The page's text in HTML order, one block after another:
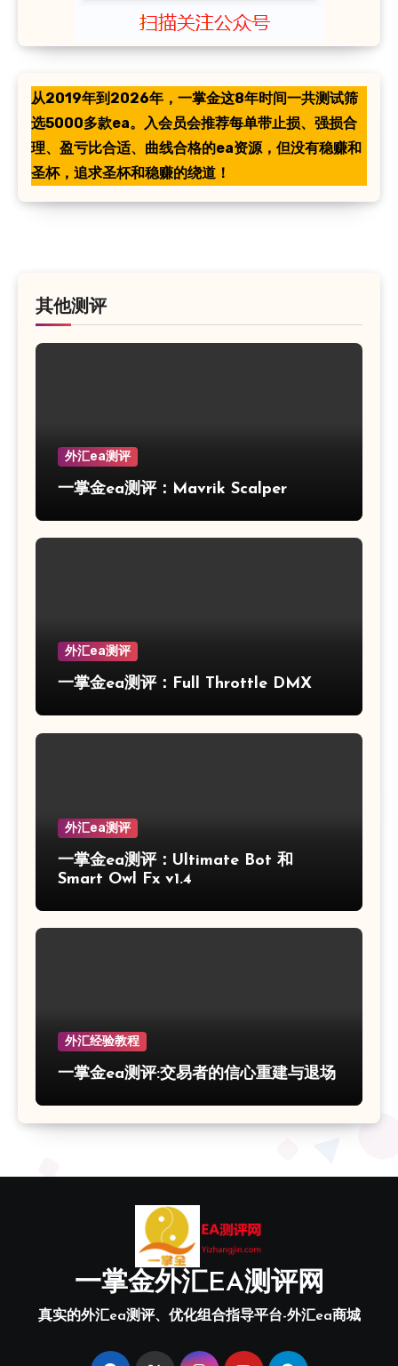
从2019年到2026年，一掌金这8年时间一共测试筛
选5000多款ea。入会员会推荐每单带止损、强损合
理、盈亏比合适、曲线合格的ea资源，但没有稳赚和
圣杯，追求圣杯和稳赚的绕道！
其他测评
外汇ea测评
一掌金ea测评：Mavrik Scalper
外汇ea测评
一掌金ea测评：Full Throttle DMX
外汇ea测评
一掌金ea测评：Ultimate Bot 和
Smart Owl Fx v1.4
外汇经验教程
一掌金ea测评:交易者的信心重建与退场
一掌金外汇EA测评网
真实的外汇ea测评、优化组合指导平台-外汇ea商城